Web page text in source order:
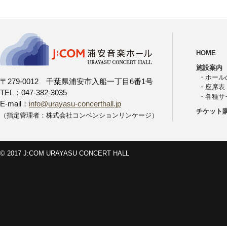
〒279-0012 千葉県浦安市入船一丁目6番1号
TEL：047-382-3035
E-mail： info@urayasu-concerthall.jp
（指定管理者：株式会社コンベンションリンケージ）
HOME
施設案内
・ ホール
・ 座席表
・ 各種サ
チケット
© 2017 J:COM URAYASU CONCERT HALL